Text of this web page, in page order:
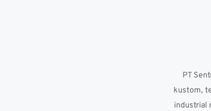
PT
kustom,
industrial